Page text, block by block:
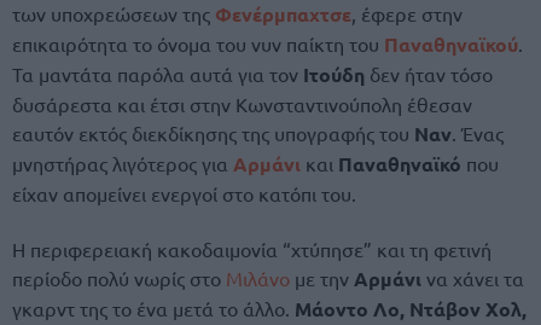
των υποχρεώσεων της Φενέρμπαχτσε, έφερε στην
επικαιρότητα το όνομα του νυν παίκτη του Παναθηναϊκού.
Τα μαντάτα παρόλα αυτά για τον Ιτούδη δεν ήταν τόσο
δυσάρεστα και έτσι στην Κωνσταντινούπολη έθεσαν
εαυτόν εκτός διεκδίκησης της υπογραφής του Ναν. Ένας
μνηστήρας λιγότερος για Αρμάνι και Παναθηναϊκό που
είχαν απομείνει ενεργοί στο κατόπι του.
Η περιφερειακή κακοδαιμονία “χτύπησε” και τη φετινή
περίοδο πολύ νωρίς στο Μιλάνο με την Αρμάνι να χάνει τα
γκαρντ της το ένα μετά το άλλο. Μάοντο Λο, Ντάβον Χολ,